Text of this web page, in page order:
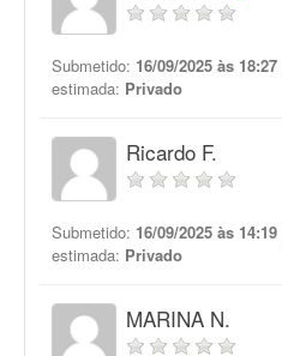
Submetido: 16/09/2025 às 18:27
estimada: Privado
Ricardo F.
Submetido: 16/09/2025 às 14:19
estimada: Privado
MARINA N.